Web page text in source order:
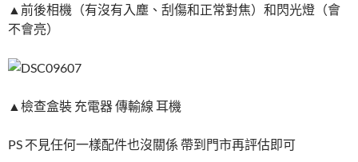
▲前後相機（有沒有入塵、刮傷和正常對焦）和閃光燈（會
不會亮）
▲檢查盒裝 充電器 傳輸線 耳機
PS 不見任何一樣配件也沒關係 帶到門市再評估即可